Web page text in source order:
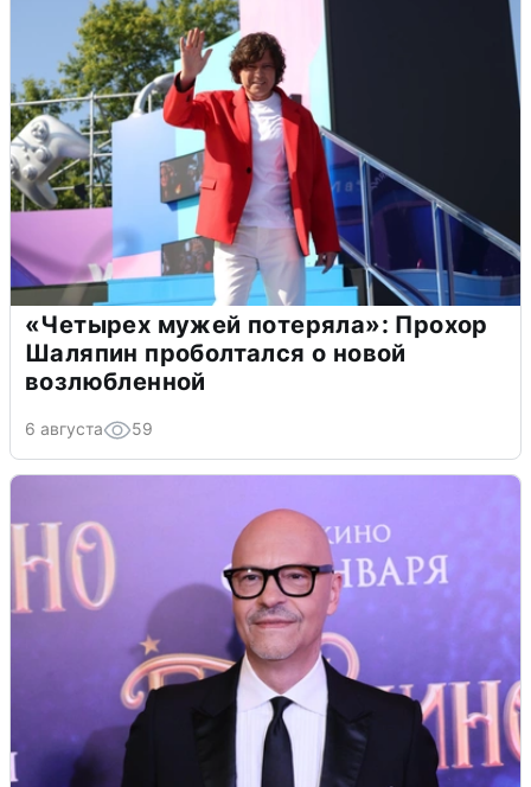
«Четырех мужей потеряла»: Прохор
Шаляпин проболтался о новой
возлюбленной
6 августа 59